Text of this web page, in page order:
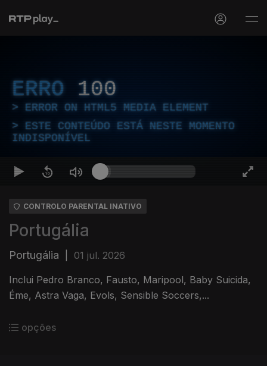
ERRO 100
ERROR ON HTML5 MEDIA ELEMENT
ESTE CONTEÚDO ESTÁ NESTE MOMENTO
INDISPONÍVEL
CONTROLO PARENTAL INATIVO
Portugália
Portugália 01 jul. 2026
Inclui Pedro Branco, Fausto, Maripool, Baby Suicida,
Éme, Astra Vaga, Evols, Sensible Soccers,...
opções